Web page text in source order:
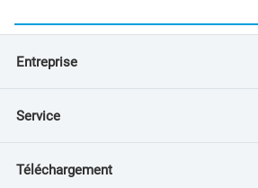
Entreprise
Service
Téléchargement